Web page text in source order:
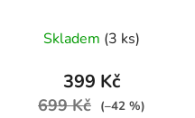
Moneta
Skladem (3 ks)
399 Kč
699 Kč (–42 %)